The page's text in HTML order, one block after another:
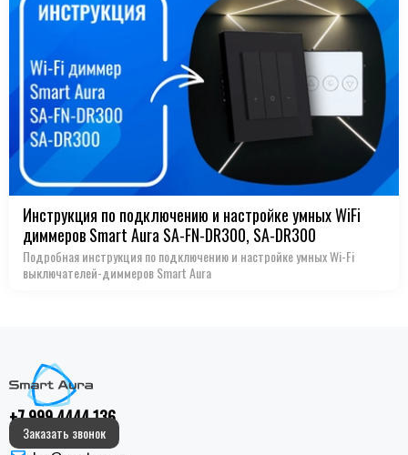
Инструкция по подключению и настройке умных WiFi
диммеров Smart Aura SA-FN-DR300, SA-DR300
Подробная инструкция по подключению и настройке умных Wi-Fi
выключателей-диммеров Smart Aura
+7 999 4444 136
Заказать звонок